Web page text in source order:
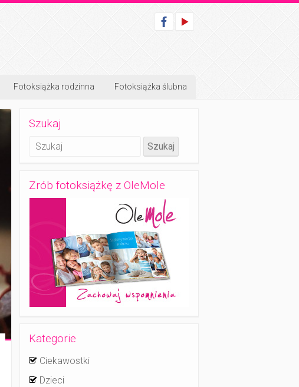
Fotoksiążka rodzinna Fotoksiążka ślubna
Szukaj
Zrób fotoksiążkę z OleMole
Kategorie
Ciekawostki
Dzieci